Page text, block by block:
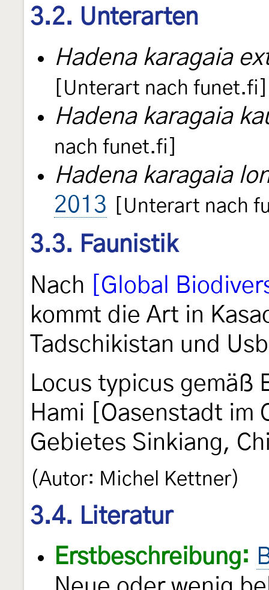
3.2. Unterarten
Hadena karagaia
[Unterart nach funet.fi]
Hadena karagaia
nach funet.fi]
Hadena karagaia
2013
[Unterart nach
3.3. Faunistik
Nach
[Global
kommt die Art in
Tadschikistan und
Locus typicus gemäß
Hami [Oasenstadt im
Gebietes Sinkiang,
(Autor: Michel Kettner)
3.4. Literatur
Erstbeschreibung: